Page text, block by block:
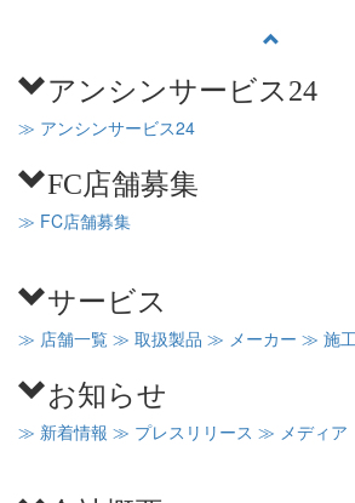
アンシンサービス24
≫ アンシンサービス24
FC店舗募集
≫ FC店舗募集
サービス
≫ 店舗一覧 ≫ 取扱製品 ≫ メーカー ≫ 施
お知らせ
≫ 新着情報 ≫ プレスリリース ≫ メディア